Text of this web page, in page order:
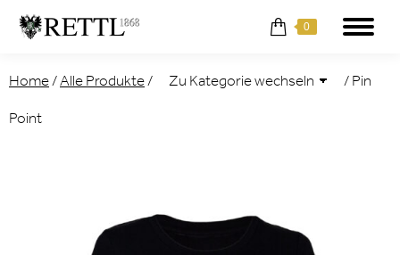
0
Home / Alle Produkte / / Pin
Point